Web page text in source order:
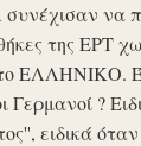
να
της ΕΡΤ
ΕΛΛΗΝΙΚΟ.
?
ειδικά